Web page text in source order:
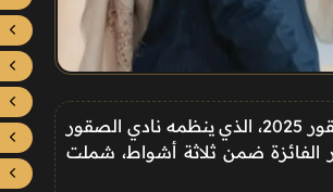
تواصلت، مسابقة المزاين المقامة ضمن مهرجان الملك عبدالعزيز للصقور 2025، الذي ينظمه نادي الصقور
ضمن ثلاثة أشواط، شملت